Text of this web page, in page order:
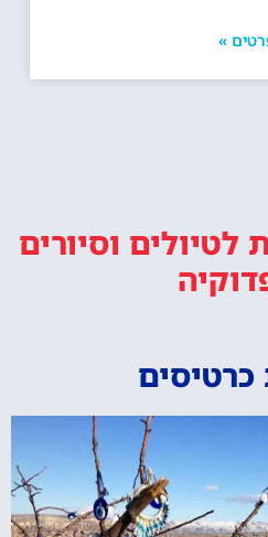
»
לטיולים וסיורים